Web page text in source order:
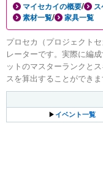
マイセカイの概要/
素材一覧/ 家具一覧
プロセカ（プロジェクト
レーターです。実際に編
ットのマスターランクと
スを算出することができ
▶イベント一覧